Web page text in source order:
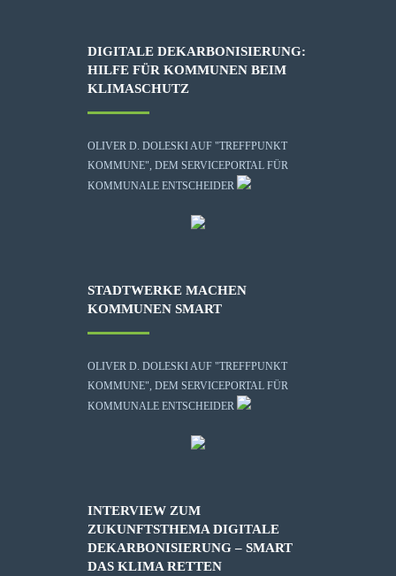
DIGITALE DEKARBONISIERUNG:
HILFE FÜR KOMMUNEN BEIM
KLIMASCHUTZ
OLIVER D. DOLESKI AUF "TREFFPUNKT
KOMMUNE", DEM SERVICEPORTAL FÜR
KOMMUNALE ENTSCHEIDER
STADTWERKE MACHEN
KOMMUNEN SMART
OLIVER D. DOLESKI AUF "TREFFPUNKT
KOMMUNE", DEM SERVICEPORTAL FÜR
KOMMUNALE ENTSCHEIDER
INTERVIEW ZUM
ZUKUNFTSTHEMA DIGITALE
DEKARBONISIERUNG – SMART
DAS KLIMA RETTEN